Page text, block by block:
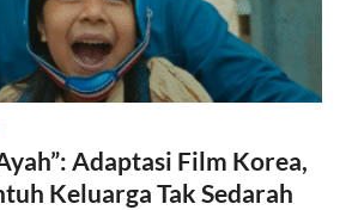
Adaptasi Film Korea,
Keluarga Tak Sedarah